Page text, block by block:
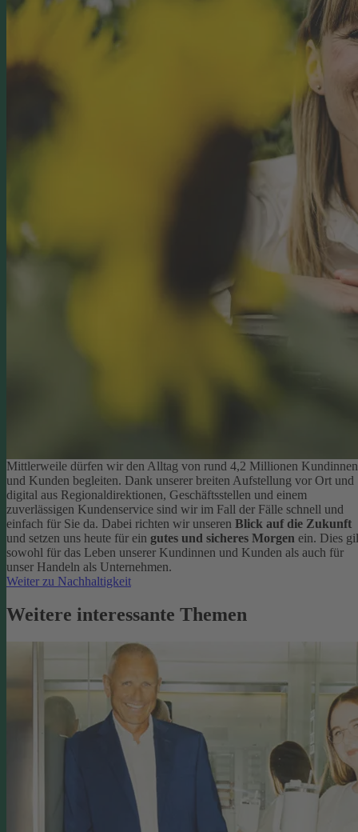
Mittlerweile dürfen wir den Alltag von rund 4,2 Millionen Kundinnen
und Kunden begleiten. Dank unserer breiten Aufstellung vor Ort und
digital aus Regionaldirektionen, Geschäftsstellen und einem
zuverlässigen Kundenservice sind wir im Fall der Fälle schnell und
einfach für Sie da. Dabei richten wir unseren Blick auf die Zukunft
und setzen uns heute für ein gutes und sicheres Morgen ein. Dies
sowohl für das Leben unserer Kundinnen und Kunden als auch für
unser Handeln als Unternehmen.
Weiter zu Nachhaltigkeit
Weitere interessante Themen